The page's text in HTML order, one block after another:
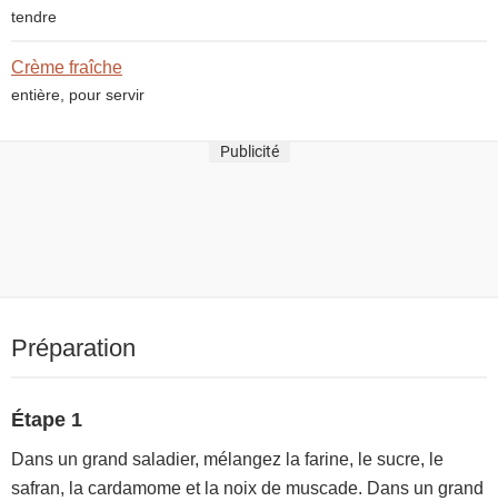
tendre
Crème fraîche
entière, pour servir
Publicité
Préparation
Étape 1
Dans un grand saladier, mélangez la farine, le sucre, le
safran, la cardamome et la noix de muscade. Dans un grand